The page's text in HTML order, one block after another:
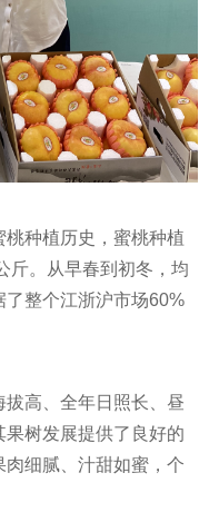
种植历史，蜜桃种植
斤。从早春到初冬，均
整个江浙沪市场60%
拔高、全年日照长、昼
树发展提供了良好的
细腻、汁甜如蜜，个